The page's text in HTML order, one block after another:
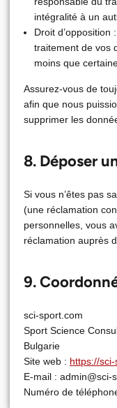
intégralité à un
Droit d’opposition
traitement de vos
moins que
Assurez-vous de
afin que nous
supprimer les
8. Déposer
Si vous n’êtes pas
(une réclamation
personnelles, vous
réclamation auprès
9.
sci-sport.com
Sport Science
Bulgarie
Site web : https://
E-mail : admin@sci-
Numéro de